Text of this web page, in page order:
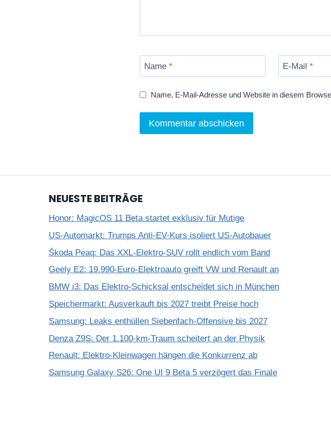
Name * E-Mail *
Name, E-Mail-Adresse und Website in diesem
NEUESTE BEITRÄGE
Honor: MagicOS 11 Beta startet exklusiv für Mutige
US-Automarkt: Trumps Anti-EV-Kurs isoliert US-Autobauer
Škoda Peaq: Das XXL-Elektro-SUV rollt endlich vom Band
Geely E2: 19.990-Euro-Elektroauto greift VW und Renault an
BMW i3: Das Elektro-Schicksal entscheidet sich in München
Speichermarkt: Ausverkauft bis 2027 treibt Preise hoch
Samsung: Leaks enthüllen Siebenfach-Offensive bis 2027
Denza Z9S: Der 1.100-km-Traum scheitert an der Physik
Renault: Elektro-Kleinwagen hängen die Konkurrenz ab
Samsung Galaxy S26: One UI 9 Beta 5 verzögert das Finale